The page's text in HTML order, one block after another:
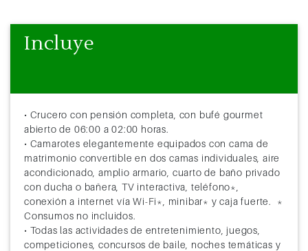
Incluye
• Crucero con pensión completa, con bufé gourmet
abierto de 06:00 a 02:00 horas.
• Camarotes elegantemente equipados con cama de
matrimonio convertible en dos camas individuales, aire
acondicionado, amplio armario, cuarto de baño privado
con ducha o bañera, TV interactiva, teléfono*,
conexión a internet vía Wi-Fi*, minibar* y caja fuerte. *
Consumos no incluidos.
• Todas las actividades de entretenimiento, juegos,
competiciones, concursos de baile, noches temáticas y